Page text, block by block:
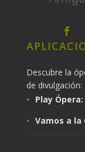
Descubre la
de divulgación:
Play Ópera:
Vamos a la